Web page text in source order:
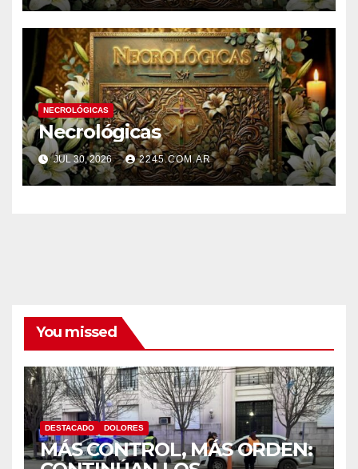
NECROLÓGICAS
Necrológicas
JUL 30, 2026 2245.COM.AR
You missed
DESTACADO DOLORES
MÁS CONTROL, MÁS ORDEN: